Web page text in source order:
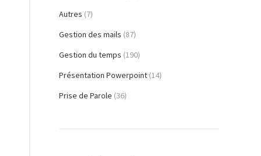
Autres (7)
Gestion des mails (87)
Gestion du temps (190)
Présentation Powerpoint (14)
Prise de Parole (36)